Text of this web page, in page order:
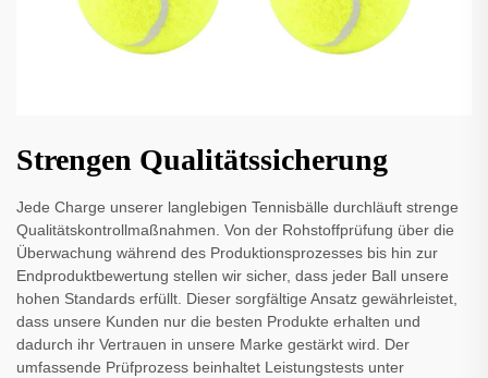
Strengen Qualitätssicherung
Jede Charge unserer langlebigen Tennisbälle durchläuft strenge
Qualitätskontrollmaßnahmen. Von der Rohstoffprüfung über die
Überwachung während des Produktionsprozesses bis hin zur
Endproduktbewertung stellen wir sicher, dass jeder Ball unsere
hohen Standards erfüllt. Dieser sorgfältige Ansatz gewährleistet,
dass unsere Kunden nur die besten Produkte erhalten und
dadurch ihr Vertrauen in unsere Marke gestärkt wird. Der
umfassende Prüfprozess beinhaltet Leistungstests unter